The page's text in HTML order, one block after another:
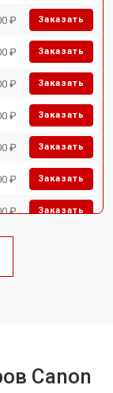
₽ Заказать
₽ Заказать
₽ Заказать
₽ Заказать
₽ Заказать
₽ Заказать
₽ Заказать
Canon